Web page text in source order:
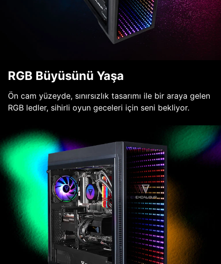
RGB Büyüsünü Yaşa
Ön cam yüzeyde, sınırsızlık tasarımı ile bir araya gelen
RGB ledler, sihirli oyun geceleri için seni bekliyor.